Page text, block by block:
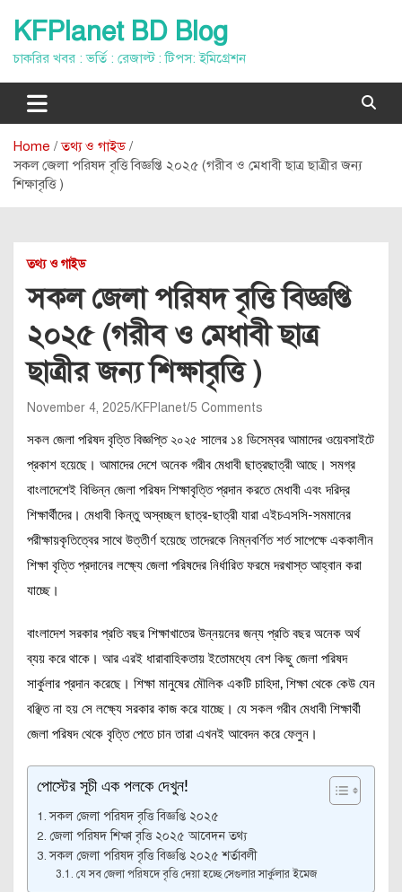
content
KFPlanet BD Blog
চাকরির খবর : ভর্তি : রেজাল্ট : টিপস: ইমিগ্রেশন
Home
তথ্য ও গাইড
সকল জেলা পরিষদ বৃত্তি বিজ্ঞপ্তি ২০২৫ (গরীব ও মেধাবী ছাত্র ছাত্রীর জন্য
শিক্ষাবৃত্তি )
তথ্য ও গাইড
সকল জেলা পরিষদ বৃত্তি বিজ্ঞপ্তি
২০২৫ (গরীব ও মেধাবী ছাত্র
ছাত্রীর জন্য শিক্ষাবৃত্তি )
November 4, 2025 KFPlanet 5 Comments
সকল জেলা পরিষদ বৃত্তি বিজ্ঞপ্তি ২০২৫ সালের ১৪ ডিসেম্বর আমাদের ওয়েবসাইটে
প্রকাশ হয়েছে। আমাদের দেশে অনেক গরীব মেধাবী ছাত্রছাত্রী আছে। সমগ্র
বাংলাদেশেই বিভিন্ন জেলা পরিষদ শিক্ষাবৃত্তি প্রদান করতে মেধাবী এবং দরিদ্র
শিক্ষার্থীদের। মেধাবী কিন্তু অস্বচ্ছল ছাত্র-ছাত্রী যারা এইচএসসি-সমমানের
পরীক্ষায়কৃতিত্বের সাথে উত্তীর্ণ হয়েছে তাদেরকে নিম্নবর্ণিত শর্ত সাপেক্ষে এককালীন
শিক্ষা বৃত্তি প্রদানের লক্ষ্যে জেলা পরিষদের নির্ধারিত ফরমে দরখাস্ত আহ্বান করা
যাচ্ছে।
বাংলাদেশ সরকার প্রতি বছর শিক্ষাখাতের উন্নয়নের জন্য প্রতি বছর অনেক অর্থ
ব্যয় করে থাকে। আর এরই ধারাবাহিকতায় ইতোমধ্যে বেশ কিছু জেলা পরিষদ
সার্কুলার প্রদান করেছে। শিক্ষা মানুষের মৌলিক একটি চাহিদা, শিক্ষা থেকে কেউ যেন
বঞ্ছিত না হয় সে লক্ষ্যে সরকার কাজ করে যাচ্ছে। যে সকল গরীব মেধাবী শিক্ষার্থী
জেলা পরিষদ থেকে বৃত্তি পেতে চান তারা এখনই আবেদন করে ফেলুন।
পোস্টের সূচী এক পলকে দেখুন!
সকল জেলা পরিষদ বৃত্তি বিজ্ঞপ্তি ২০২৫
জেলা পরিষদ শিক্ষা বৃত্তি ২০২৫ আবেদন তথ্য
সকল জেলা পরিষদ বৃত্তি বিজ্ঞপ্তি ২০২৫ শর্তাবলী
যে সব জেলা পরিষদে বৃত্তি দেয়া হচ্ছে সেগুলার সার্কুলার ইমেজ